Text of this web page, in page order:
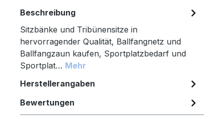
Beschreibung
Sitzbänke und Tribünensitze in
hervorragender Qualität, Ballfangnetz und
Ballfangzaun kaufen, Sportplatzbedarf und
Sportplat… Mehr
Herstellerangaben
Bewertungen